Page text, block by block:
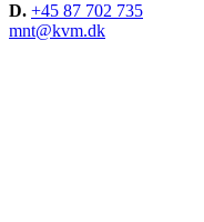
D. +45 87 702 735
mnt@kvm.dk